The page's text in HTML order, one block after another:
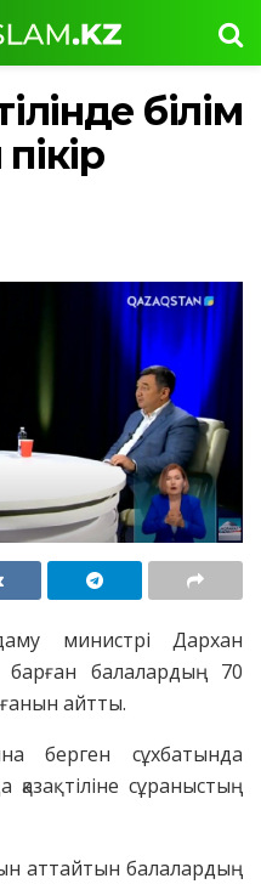
білім
министрі Дархан
балалардың 70
айтты.
берген сұхбатында
тіліне сұраныстың
аттайтын балалардың